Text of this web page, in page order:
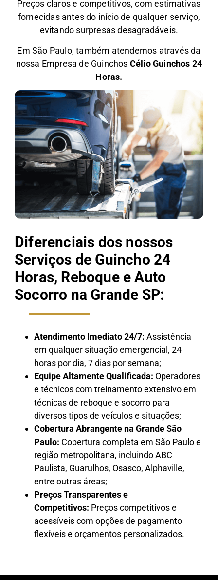
Preços claros e competitivos, com estimativas
fornecidas antes do início de qualquer serviço,
evitando surpresas desagradáveis.
Em São Paulo, também atendemos através da
nossa Empresa de Guinchos Célio Guinchos 24
Horas.
Diferenciais dos nossos
Serviços de Guincho 24
Horas, Reboque e Auto
Socorro na Grande SP:
Atendimento Imediato 24/7: Assistência
em qualquer situação emergencial, 24
horas por dia, 7 dias por semana;
Equipe Altamente Qualificada: Operadores
e técnicos com treinamento extensivo em
técnicas de reboque e socorro para
diversos tipos de veículos e situações;
Cobertura Abrangente na Grande São
Paulo: Cobertura completa em São Paulo e
região metropolitana, incluindo ABC
Paulista, Guarulhos, Osasco, Alphaville,
entre outras áreas;
Preços Transparentes e
Competitivos: Preços competitivos e
acessíveis com opções de pagamento
flexíveis e orçamentos personalizados.